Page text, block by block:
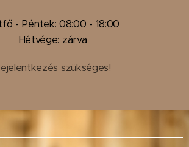
- Péntek: 08:00 - 18:00
Hétvége: zárva
szükséges!